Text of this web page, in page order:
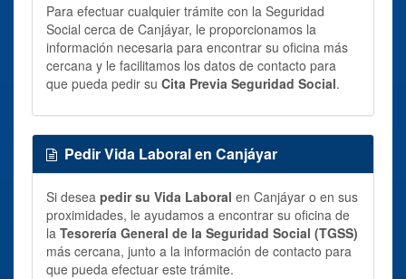
Para efectuar cualquier trámite con la Seguridad
Social cerca de Canjáyar, le proporcionamos la
información necesaria para encontrar su oficina más
cercana y le facilitamos los datos de contacto para
que pueda pedir su Cita Previa Seguridad Social.
Pedir Vida Laboral en Canjáyar
Si desea pedir su Vida Laboral en Canjáyar o en sus
proximidades, le ayudamos a encontrar su oficina de
la Tesorería General de la Seguridad Social (TGSS)
más cercana, junto a la información de contacto para
que pueda efectuar este trámite.